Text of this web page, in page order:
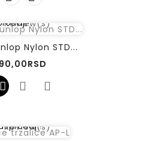
Review(s)
Nylon STD...
90,00RSD
Review(s)